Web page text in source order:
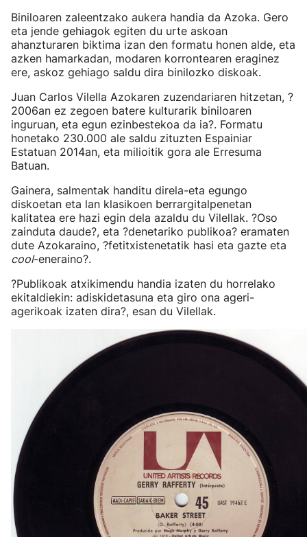
Biniloaren zaleentzako aukera handia da Azoka. Gero
eta jende gehiagok egiten du urte askoan
ahanzturaren biktima izan den formatu honen alde, eta
azken hamarkadan, modaren korrontearen eraginez
ere, askoz gehiago saldu dira binilozko diskoak.
Juan Carlos Vilella Azokaren zuzendariaren hitzetan, ?
2006an ez zegoen batere kulturarik biniloaren
inguruan, eta egun ezinbestekoa da ia?. Formatu
honetako 230.000 ale saldu zituzten Espainiar
Estatuan 2014an, eta milioitik gora ale Erresuma
Batuan.
Gainera, salmentak handitu direla-eta egungo
diskoetan eta lan klasikoen berrargitalpenetan
kalitatea ere hazi egin dela azaldu du Vilellak. ?Oso
zainduta daude?, eta ?denetariko publikoa? eramaten
dute Azokaraino, ?fetitxistenetatik hasi eta gazte eta
cool-eneraino?.
?Publikoak atxikimendu handia izaten du horrelako
ekitaldiekin: adiskidetasuna eta giro ona ageri-
agerikoak izaten dira?, esan du Vilellak.